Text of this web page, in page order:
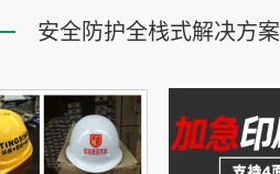
安全防护全栈式解决方案